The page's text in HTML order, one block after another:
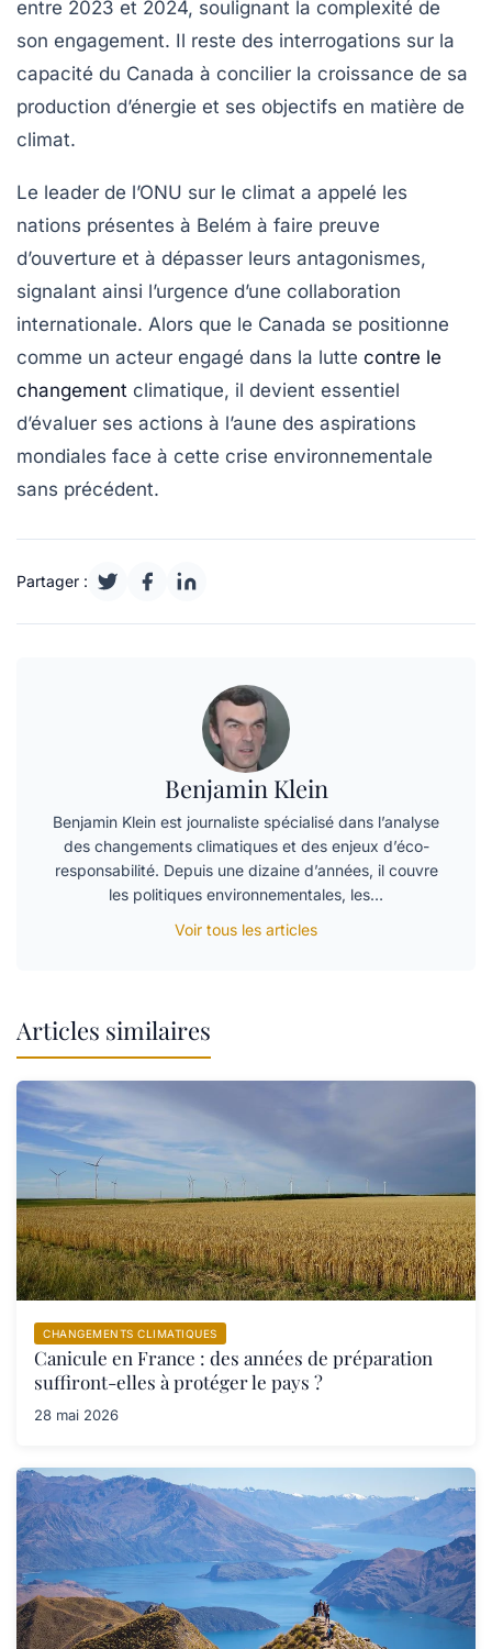
entre 2023 et 2024, soulignant la complexité de
son engagement. Il reste des interrogations sur la
capacité du Canada à concilier la croissance de sa
production d’énergie et ses objectifs en matière de
climat.
Le leader de l’ONU sur le climat a appelé les
nations présentes à Belém à faire preuve
d’ouverture et à dépasser leurs antagonismes,
signalant ainsi l’urgence d’une collaboration
internationale. Alors que le Canada se positionne
comme un acteur engagé dans la lutte contre le
changement climatique, il devient essentiel
d’évaluer ses actions à l’aune des aspirations
mondiales face à cette crise environnementale
sans précédent.
Partager :
Benjamin Klein
Benjamin Klein est journaliste spécialisé dans l’analyse
des changements climatiques et des enjeux d’éco-
responsabilité. Depuis une dizaine d’années, il couvre
les politiques environnementales, les…
Voir tous les articles
Articles similaires
CHANGEMENTS CLIMATIQUES
Canicule en France : des années de préparation
suffiront-elles à protéger le pays ?
28 mai 2026